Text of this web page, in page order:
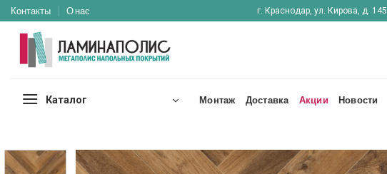
Skip
to
content
Контакты О нас г. Краснодар, ул. Кирова, д. 145
Каталог Монтаж Доставка Акции Новости